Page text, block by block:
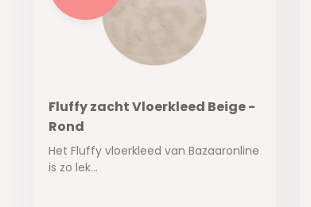
Fluffy zacht Vloerkleed Beige -
Rond
Het Fluffy vloerkleed van Bazaaronline
is zo lek...